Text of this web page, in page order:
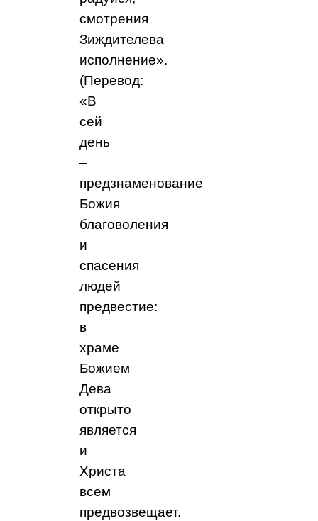
смотрения
Зиждителева
исполнение».
(Перевод:
«В
сей
день
–
предзнаменование
Божия
благоволения
и
спасения
людей
предвестие:
в
храме
Божием
Дева
открыто
является
и
Христа
всем
предвозвещает.